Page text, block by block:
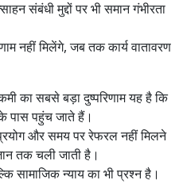
संबंधी मुद्दों पर भी समान गंभीरता
नहीं मिलेंगे, जब तक कार्य वातावरण
कमी का सबसे बड़ा दुष्परिणाम यह है कि
पास पहुंच जाते हैं।
और समय पर रेफरल नहीं मिलने
तक चली जाती है।
सामाजिक न्याय का भी प्रश्न है।